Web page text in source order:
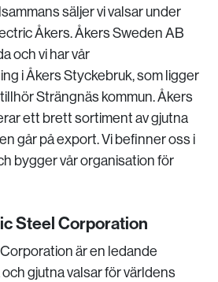
säljer vi valsar under
Åkers. Åkers Sweden AB
och vi har vår
i Åkers Styckebruk, som ligger
Strängnäs kommun. Åkers
ett brett sortiment av gjutna
går på export. Vi befinner oss i
bygger vår organisation för
Steel Corporation
är en ledande
gjutna valsar för världens